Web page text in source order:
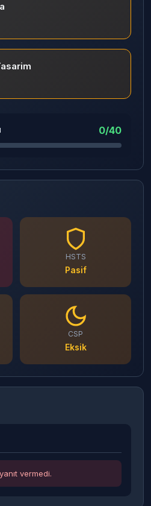
0/40
HSTS
Pasif
CSP
Eksik
vermedi.